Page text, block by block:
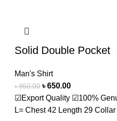
Solid Double Pocket
Man's Shirt
৳950.00 ৳650.00
☑Export Quality ☑100%
L= Chest 42 Length 29